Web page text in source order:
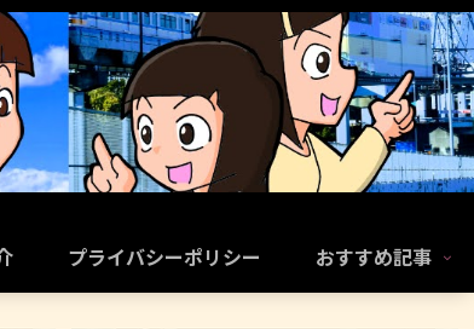
プライバシーポリシー おすすめ記事